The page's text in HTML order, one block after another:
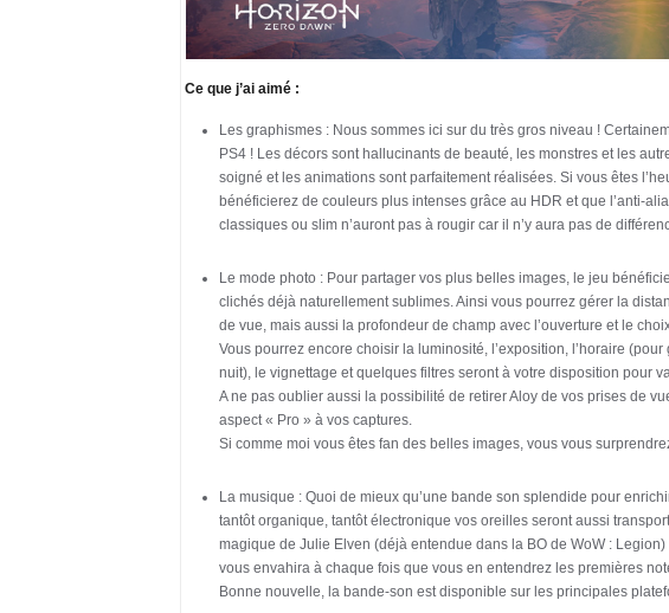
Ce que j’ai aimé :
Les graphismes : Nous sommes ici sur du très gros niveau !
PS4 ! Les décors sont hallucinants de beauté, les monstres et les
soigné et les animations sont parfaitement réalisées. Si vous êtes
bénéficierez de couleurs plus intenses grâce au HDR et que l’anti-
classiques ou slim n’auront pas à rougir car il n’y aura pas de
Le mode photo : Pour partager vos plus belles images, le jeu
clichés déjà naturellement sublimes. Ainsi vous pourrez gérer la
de vue, mais aussi la profondeur de champ avec l’ouverture et le
Vous pourrez encore choisir la luminosité, l’exposition, l’horaire
nuit), le vignettage et quelques filtres seront à votre disposition pour
A ne pas oublier aussi la possibilité de retirer Aloy de vos prises de
aspect « Pro » à vos captures.
Si comme moi vous êtes fan des belles images, vous vous
La musique : Quoi de mieux qu’une bande son splendide pour
tantôt organique, tantôt électronique vos oreilles seront aussi
magique de Julie Elven (déjà entendue dans la BO de WoW :
vous envahira à chaque fois que vous en entendrez les premières
Bonne nouvelle, la bande-son est disponible sur les principales